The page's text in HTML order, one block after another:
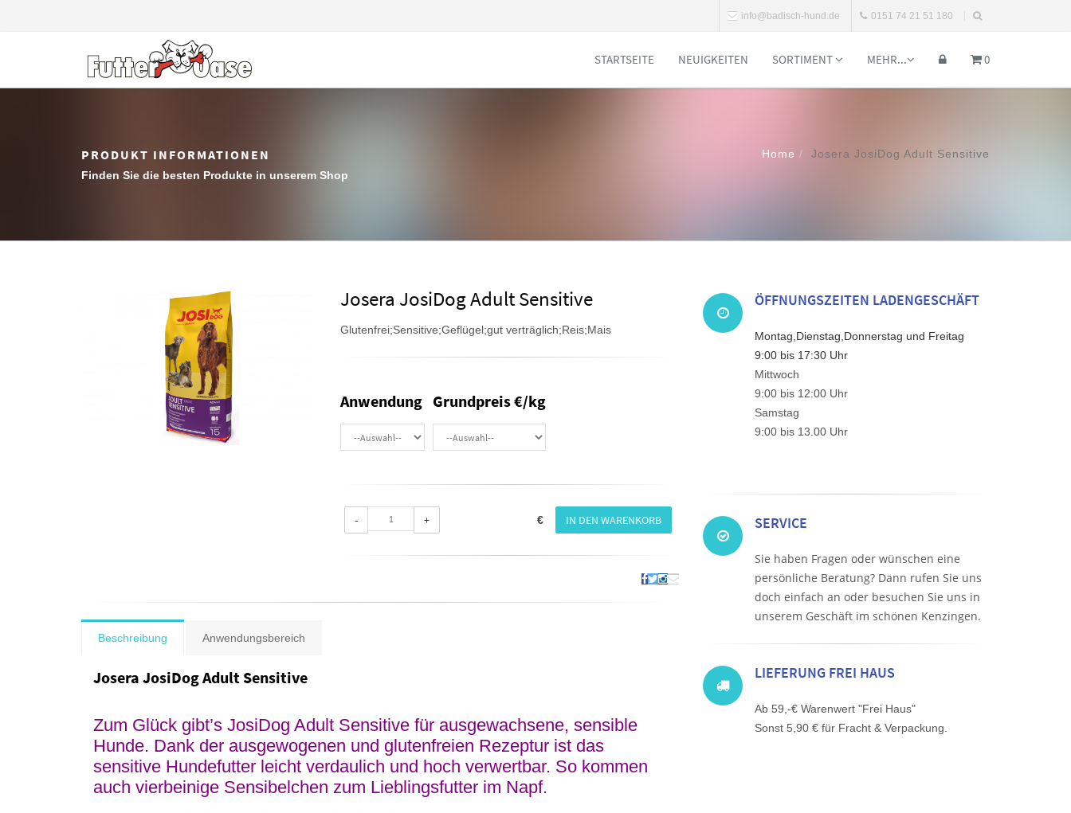
info@badisch-hund.de 0151 74 21 51 180
STARTSEITE NEUIGKEITEN SORTIMENT MEHR... 0
PRODUKT INFORMATIONEN
Finden Sie die besten Produkte in unserem Shop
Home Josera JosiDog Adult Sensitive
Josera JosiDog Adult Sensitive
Glutenfrei;Sensitive;Geflügel;gut verträglich;Reis;Mais
Anwendung Grundpreis €/kg
- + € IN DEN WARENKORB
Beschreibung Anwendungsbereich
Josera JosiDog Adult Sensitive
Zum Glück gibt’s JosiDog Adult Sensitive für ausgewachsene, sensible
Hunde. Dank der ausgewogenen und glutenfreien Rezeptur ist das
sensitive Hundefutter leicht verdaulich und hoch verwertbar. So kommen
auch vierbeinige Sensibelchen zum Lieblingsfutter im Napf.
ÖFFNUNGSZEITEN LADENGESCHÄFT
Montag,Dienstag,Donnerstag und Freitag
9:00 bis 17:30 Uhr
Mittwoch
9:00 bis 12:00 Uhr
Samstag
9:00 bis 13.00 Uhr
SERVICE
Sie haben Fragen oder wünschen eine
persönliche Beratung? Dann rufen Sie uns
doch einfach an oder besuchen Sie uns in
unserem Geschäft im schönen Kenzingen.
LIEFERUNG FREI HAUS
Ab 59,-€ Warenwert "Frei Haus"
Sonst 5,90 € für Fracht & Verpackung.